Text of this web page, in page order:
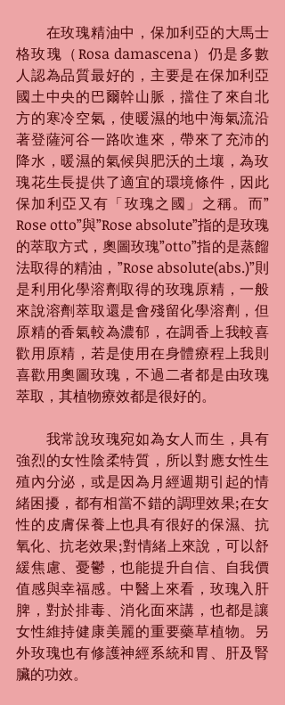
在玫瑰精油中，保加利亞的大馬士
格玫瑰（Rosa damascena）仍是多數
人認為品質最好的，主要是在保加利亞
國土中央的巴爾幹山脈，擋住了來自北
方的寒冷空氣，使暖濕的地中海氣流沿
著登薩河谷一路吹進來，帶來了充沛的
降水，暖濕的氣候與肥沃的土壤，為玫
瑰花生長提供了適宜的環境條件，因此
保加利亞又有「玫瑰之國」之稱。而”
Rose otto”與”Rose absolute”指的是玫瑰
的萃取方式，奧圖玫瑰”otto”指的是蒸餾
法取得的精油，”Rose absolute(abs.)”則
是利用化學溶劑取得的玫瑰原精，一般
來說溶劑萃取還是會殘留化學溶劑，但
原精的香氣較為濃郁，在調香上我較喜
歡用原精，若是使用在身體療程上我則
喜歡用奧圖玫瑰，不過二者都是由玫瑰
萃取，其植物療效都是很好的。
我常說玫瑰宛如為女人而生，具有
強烈的女性陰柔特質，所以對應女性生
殖內分泌，或是因為月經週期引起的情
緒困擾，都有相當不錯的調理效果;在女
性的皮膚保養上也具有很好的保濕、抗
氧化、抗老效果;對情緒上來說，可以舒
緩焦慮、憂鬱，也能提升自信、自我價
值感與幸福感。中醫上來看，玫瑰入肝
脾，對於排毒、消化面來講，也都是讓
女性維持健康美麗的重要藥草植物。另
外玫瑰也有修護神經系統和胃、肝及腎
臟的功效。